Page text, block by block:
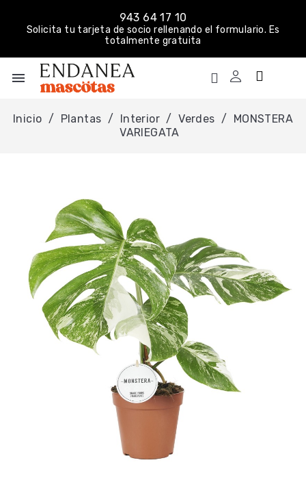
943 64 17 10
Solicita tu tarjeta de socio rellenando el formulario. Es
totalmente gratuita
menu
Inicio Plantas Interior Verdes
MONSTERA
VARIEGATA